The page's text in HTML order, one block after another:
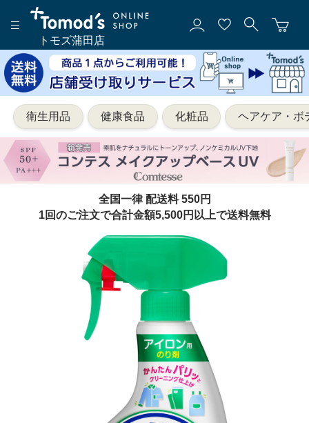
トモズ蒲田店
衛生用品 健康食品 化粧品 ヘアケア・ボ
全国一律 配送料 550円
1回のご注文で合計金額5,500円以上で送料無料